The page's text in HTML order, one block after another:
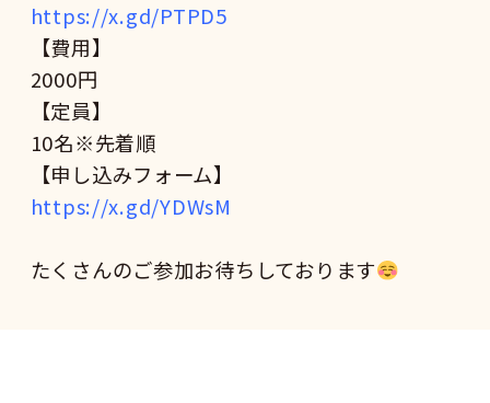
https://x.gd/PTPD5
【費用】
2000円
【定員】
10名※先着順
【申し込みフォーム】
https://x.gd/YDWsM
たくさんのご参加お待ちしております